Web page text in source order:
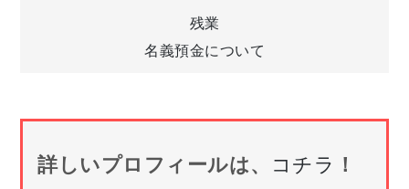
ナ
残業
名義預金について
詳しいプロフィールは、 コチラ ！